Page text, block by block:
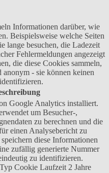
Informationen darüber, wie
Beispielsweise welche Seiten
lange besuchen, die Ladezeit
Fehlermeldungen angezeigt
die diese Cookies sammeln,
anonym - sie können keinen
Google Analytics installiert.
um Besucher-,
zu berechnen und die
einen Analysebericht zu
diese Informationen
zufällig generierte Nummer
zu identifizieren.
Typ Cookie Laufzeit 2 Jahre